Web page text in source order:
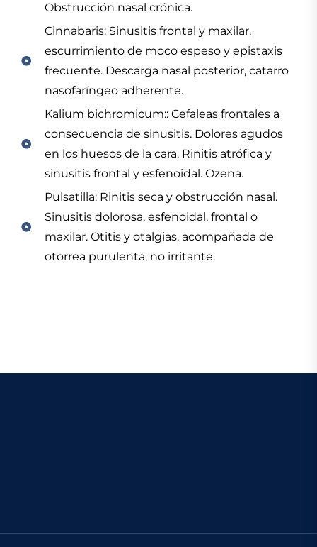
Obstrucción nasal crónica.
Cinnabaris: Sinusitis frontal y maxilar,
escurrimiento de moco espeso y epistaxis
frecuente. Descarga nasal posterior, catarro
nasofaríngeo adherente.
Kalium bichromicum:: Cefaleas frontales a
consecuencia de sinusitis. Dolores agudos
en los huesos de la cara. Rinitis atrófica y
sinusitis frontal y esfenoidal. Ozena.
Pulsatilla: Rinitis seca y obstrucción nasal.
Sinusitis dolorosa, esfenoidal, frontal o
maxilar. Otitis y otalgias, acompañada de
otorrea purulenta, no irritante.